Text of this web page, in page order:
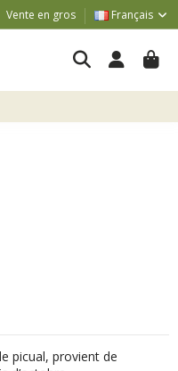
Vente en gros Français
picual, provient de